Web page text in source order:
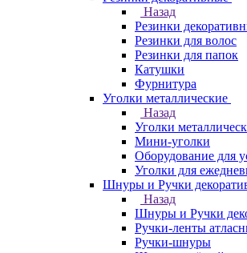
Назад
Резинки
Резинки для волос
Резинки для папок
Катушки
Фурнитура
Уголки металлические
Назад
Уголки
Мини-уголки
Оборудование для
Уголки для
Шнуры и Ручки
Назад
Шнуры и Ручки
Ручки-ленты
Ручки-шнуры